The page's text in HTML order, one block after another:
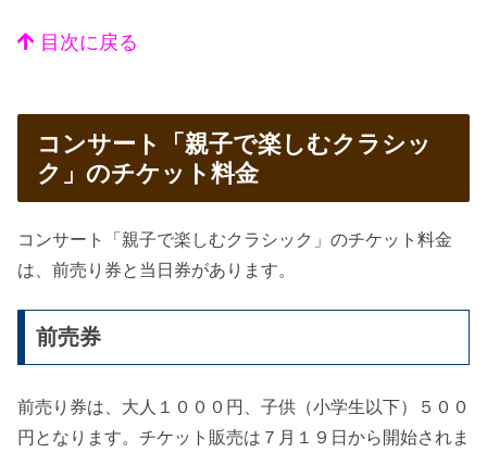
目次に戻る
コンサート「親子で楽しむクラシッ
ク」のチケット料金
コンサート「親子で楽しむクラシック」のチケット料金
は、前売り券と当日券があります。
前売券
前売り券は、大人１０００円、子供（小学生以下）５００
円となります。チケット販売は７月１９日から開始されま